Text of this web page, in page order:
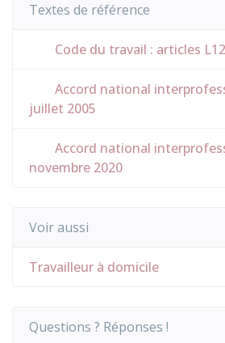
Textes de référence
Code du travail : articles
Accord national
juillet 2005
Accord national
novembre 2020
Voir aussi
Travailleur à domicile
Questions ? Réponses !